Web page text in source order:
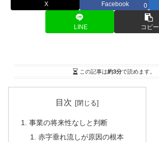
X Facebook 0
LINE コピー
この記事は約3分で読めます。
目次
事業の将来性なしと判断
赤字垂れ流しが原因の根本